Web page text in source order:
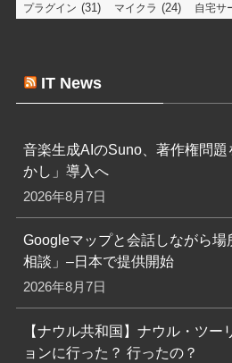
プラグイン (31) マイクラ (24) 自宅サ
IT News
音楽生成AIのSuno、著作権問
かし」導入へ
2026年8月7日
Googleマップと会話しながら場
相談」–日本で提供開始
2026年8月7日
【ナウル共和国】ナウル・ツー
ョンに行った？ 行ったの？